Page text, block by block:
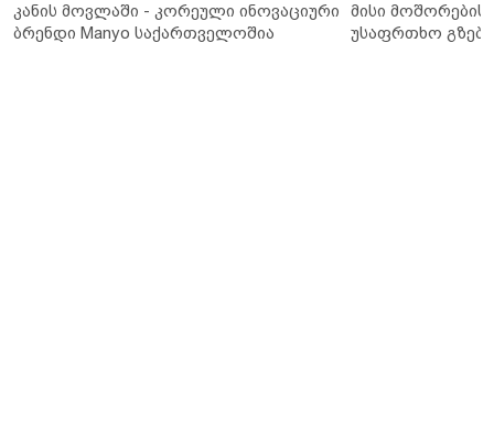
კანის მოვლაში - კორეული ინოვაციური
ბრენდი Manyo საქართველოშია
მისი მოშორების
უსაფრთხო გზები